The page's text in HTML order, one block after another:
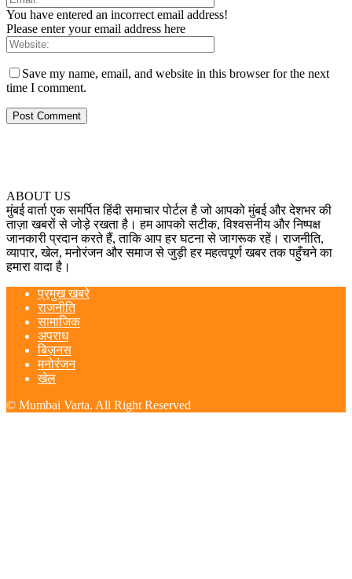
You have entered an incorrect email address!
Please enter your email address here
Save my name, email, and website in this browser for the next
time I comment.
ABOUT US
मुंबई वार्ता एक समर्पित हिंदी समाचार पोर्टल है जो आपको मुंबई और देशभर की
ताज़ा खबरों से जोड़े रखता है। हम आपको सटीक, विश्वसनीय और निष्पक्ष
जानकारी प्रदान करते हैं, ताकि आप हर घटना से जागरूक रहें। राजनीति,
व्यापार, खेल, मनोरंजन और समाज से जुड़ी हर महत्वपूर्ण खबर तक पहुँचने का
हमारा वादा है।
प्रमुख खबरे
राजनीति
सामाजिक
अपराध
बिज़नस
मनोरंजन
खेल
© Mumbai Varta. All Right Reserved